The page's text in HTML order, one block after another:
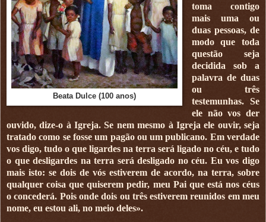
Beata Dulce (100 anos)
toma contigo
mais uma ou
duas pessoas, de
modo que toda
questão seja
decidida sob a
palavra de duas
ou três
testemunhas. Se
ele não vos der
ouvido, dize-o à Igreja. Se nem mesmo à Igreja ele ouvir, seja
tratado como se fosse um pagão ou um publicano. Em verdade
vos digo, tudo o que ligardes na terra será ligado no céu, e tudo
o que desligardes na terra será desligado no céu. Eu vos digo
mais isto: se dois de vós estiverem de acordo, na terra, sobre
qualquer coisa que quiserem pedir, meu Pai que está nos céus
o concederá. Pois onde dois ou três estiverem reunidos em meu
nome, eu estou ali, no meio deles».